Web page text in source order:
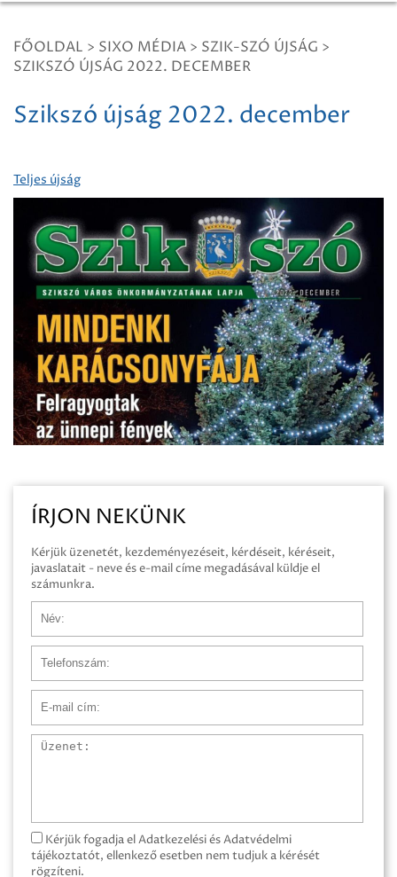
FŐOLDAL > SIXO MÉDIA > SZIK-SZÓ ÚJSÁG >
SZIKSZÓ ÚJSÁG 2022. DECEMBER
Szikszó újság 2022. december
Teljes újság
ÍRJON NEKÜNK
Kérjük üzenetét, kezdeményezéseit, kérdéseit, kéréseit,
javaslatait - neve és e-mail címe megadásával küldje el
számunkra.
Név
Telefonszám
E-mail cím
Üzenet
Kérjük fogadja el Adatkezelési és Adatvédelmi
tájékoztatót, ellenkező esetben nem tudjuk a kérését
rögzíteni.